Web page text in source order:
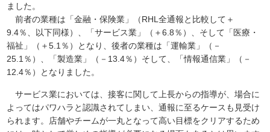
ました。
前者の業種は「金融・保険業」（RHL全通報と比較して＋
9.4％、以下同様）、「サービス業」（＋6.8％）、そして「医療・
福祉」（＋5.1％）となり、後者の業種は「運輸業」（－
25.1％）、「製造業」（－13.4％）そして、「情報通信業」（－
12.4％）となりました。
サービス業においては、接客に関して上長からの指導が、場合に
よってはパワハラと認識されてしまい、通報に至るケースも見受け
られます。店舗やチームが一丸となって高い目標をクリアするため